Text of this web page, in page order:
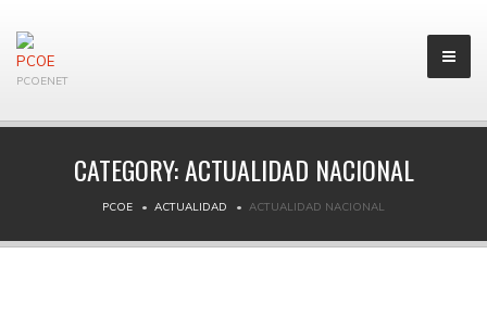
PCOENET
CATEGORY:ACTUALIDAD NACIONAL
PCOE ACTUALIDAD ACTUALIDAD NACIONAL